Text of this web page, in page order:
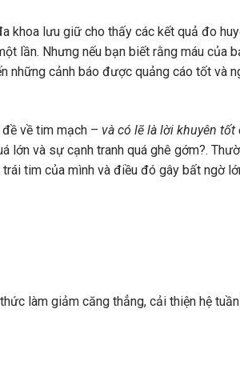
khoa lưu giữ cho thấy các kết quả đo
lần. Nhưng nếu bạn biết rằng máu của
những cảnh báo được quảng cáo tốt và
về tim mạch – và có lẽ là lời khuyên
lớn và sự cạnh tranh quá ghê gớm?.
tim của mình và điều đó gây bất ngờ
làm giảm căng thẳng, cải thiện hệ